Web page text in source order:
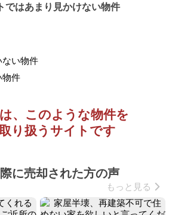
ではあまり見かけない物件
い物件
物件
、このような物件を
り扱うサイトです
に売却された方の声
もっと見る